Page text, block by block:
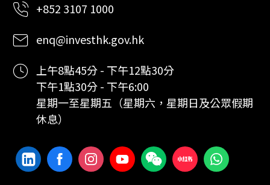
+852 3107 1000
enq@investhk.gov.hk
上午8點45分 - 下午12點30分
下午1點30分 - 下午6:00
星期一至星期五（星期六，星期日及公眾假期
休息）